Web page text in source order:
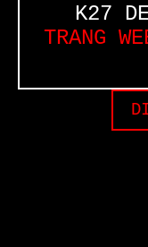
K27
TRANG